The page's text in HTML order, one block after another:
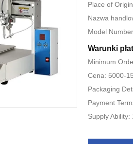
Place of
Nazwa
Model
Warunki
Minimum
Cena: 5000-
Packaging
Payment
Supply Ability: